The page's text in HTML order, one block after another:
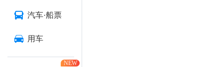
汽车·船票
用车
NEW